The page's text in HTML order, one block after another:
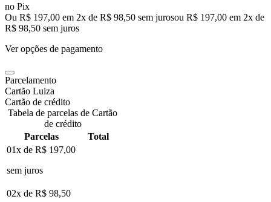
no Pix
Ou R$ 197,00 em 2x de R$ 98,50 sem jurosou R$ 197,00 em 2x de
R$ 98,50 sem juros
Ver opções de pagamento
Parcelamento
Cartão Luiza
Cartão de crédito
Tabela de parcelas de Cartão
de crédito
Parcelas
Total
01x de R$ 197,00
sem juros
02x de R$ 98,50